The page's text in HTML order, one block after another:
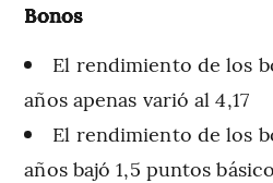
Bonos
El rendimiento de los
años apenas varió al 4,17
El rendimiento de los
años bajó 1,5 puntos